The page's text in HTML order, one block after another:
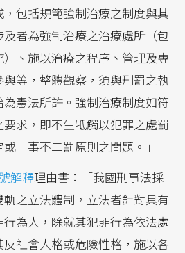
包括規範強制治療之制度與其
者為強制治療之治療處所（包
、施以治療之程序、管理及專
等，整體觀察，須與刑罰之執
憲法所許。強制治療制度如符
求，即不生牴觸以犯罪之處罰
一事不二罰原則之問題。」
解釋理由書：「我國刑事法採
之立法體制，立法者針對具有
為人，除就其犯罪行為依法處
社會人格或危險性格，施以各